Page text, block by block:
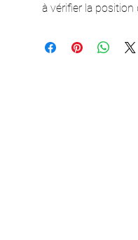
à vérifier la position